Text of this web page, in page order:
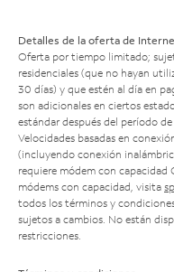
Detalles de la oferta de
Oferta por tiempo limitado;
residenciales (que no hayan
30 días) y que estén al día en
son adicionales en ciertos
estándar después del período
Velocidades basadas en
(incluyendo conexión
requiere módem con capacidad
módems con capacidad, visita
todos los términos y
sujetos a cambios. No están
restricciones.